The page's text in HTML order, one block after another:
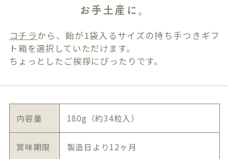
お手土産に。
コチラから、飴が1袋入るサイズの持ち手つきギフ
ト箱を選択していただけます。
ちょっとしたご挨拶にぴったりです。
内容量 180g（約34粒入）
賞味期限 製造日より12ヶ月